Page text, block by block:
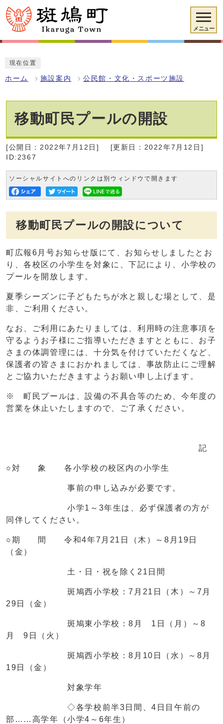
メニュー
現在位置
ホーム 施設案内 公民館・文化・スポーツ施設
移動町民プールの開設
[公開日：2022年7月12日]
[更新日：2022年7月12日]
ID:2367
ソーシャルサイトへのリンクは別ウィンドウで開きます
移動町民プールの開設について
町広報6月号お知らせ版にて、お知らせしましたとお
り、各校区の小学生を対象に、下記により、小学校の
プールを開放します。
夏季シーズンに子どもたちが水と親しむ場として、是
非、ご利用ください。
なお、ご利用にあたりましては、利用時の注意事項を
守るようお子様にご指導いただきますとともに、お子
さまの体調管理には、十分気を付けていただくなど、
保護者の皆さまにおかれましては、事故防止にご理解
とご協力いただきますようお願い申し上げます。
※ 町民プールは、設備の不具合等のため、今年度の
営業を休止いたしますので、ご了承ください。
記
○対 象 各小学校の校区内の小学生
事前の申し込みが必要です。
小学1～3年生は、必ず保護者の方が
同伴してください。
○期 間 令和4年7月21日（木）～8月19日
（金）
土・日・祝を除く21日間
斑鳩西小学校：7月21日（木）～7月
29日（金）
斑鳩東小学校：8月 1日（月）～8
月 9日（火）
斑鳩西小学校：8月10日（水）～8月
19日（金）
対象学年
◇各学校前半3日間、4日目午前の
部……高学年（小学4～6年生）